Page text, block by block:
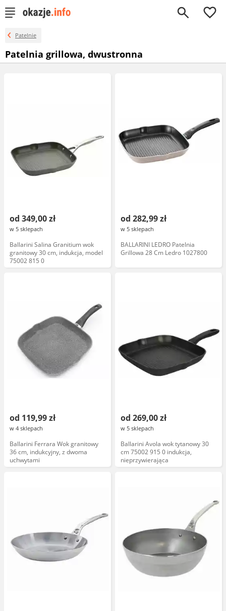
0
Patelnie
Patelnia grillowa, dwustronna
od 349,00 zł
w 5 sklepach
Ballarini Salina Granitium wok
granitowy 30 cm, indukcja, model
75002 815 0
od 282,99 zł
w 5 sklepach
BALLARINI LEDRO Patelnia
Grillowa 28 Cm Ledro 1027800
od 119,99 zł
w 4 sklepach
Ballarini Ferrara Wok granitowy
36 cm, indukcyjny, z dwoma
uchwytami
od 269,00 zł
w 5 sklepach
Ballarini Avola wok tytanowy 30
cm 75002 915 0 indukcja,
nieprzywierająca